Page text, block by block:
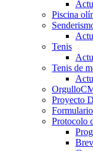
Piscina
Tenis
Tenis de
Proyecto
Protocolo